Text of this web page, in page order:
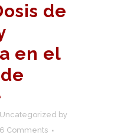
de
en el
Uncategorized by
Comments